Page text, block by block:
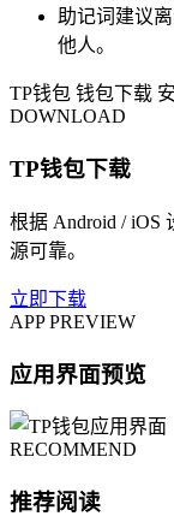
助记词建议
他人。
TP钱包 钱包下载
DOWNLOAD
TP钱包下载
根据 Android / iOS
源可靠。
立即下载
APP PREVIEW
应用界面预览
RECOMMEND
推荐阅读